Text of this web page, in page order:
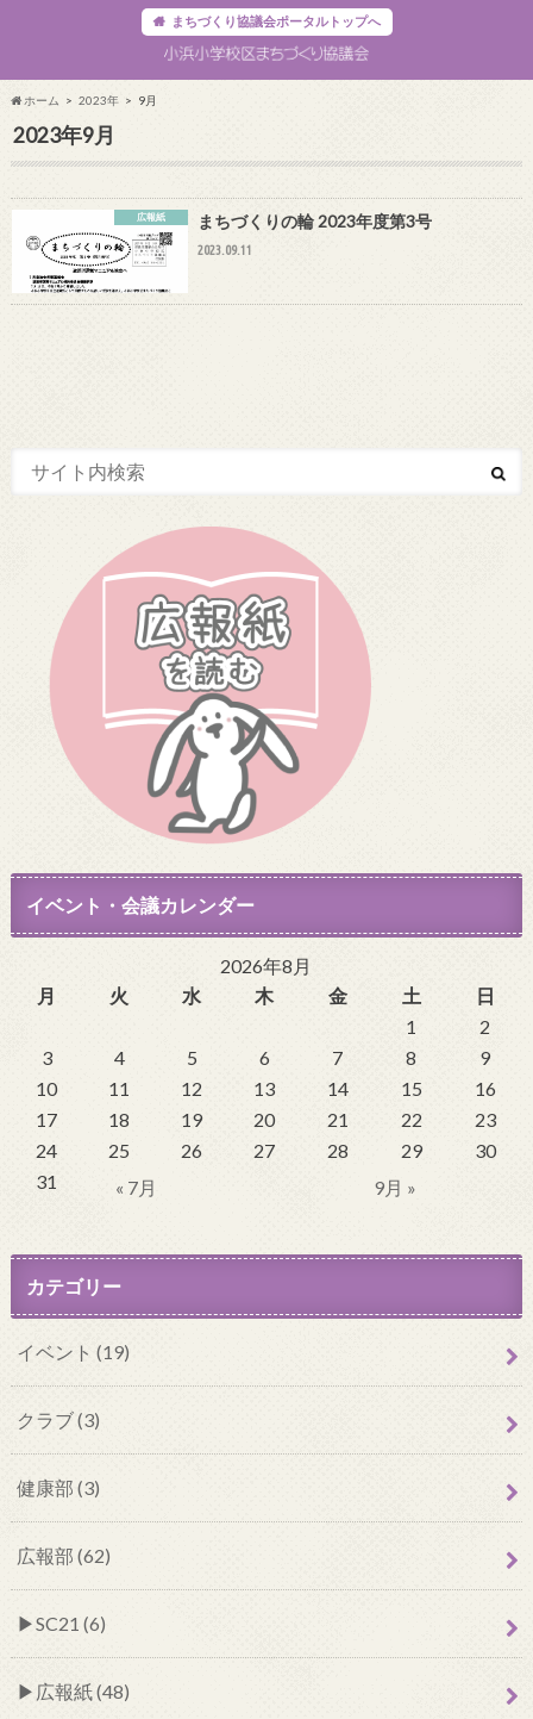
まちづくり協議会ポータルトップへ
ホーム 2023年 9月
2023年9月
広報紙 まちづくりの輪 2023年度第3号
2023.09.11
イベント・会議カレンダー
2026年8月
月
火 水 木 金 土
日
1
2
3
4 5 6 7 8
9
10
11 12 13 14 15
16
17
18 19 20 21 22
23
24
25 26 27 28 29
30
31
« 7月 9月 »
カテゴリー
イベント (19)
クラブ (3)
健康部 (3)
広報部 (62)
SC21 (6)
広報紙 (48)